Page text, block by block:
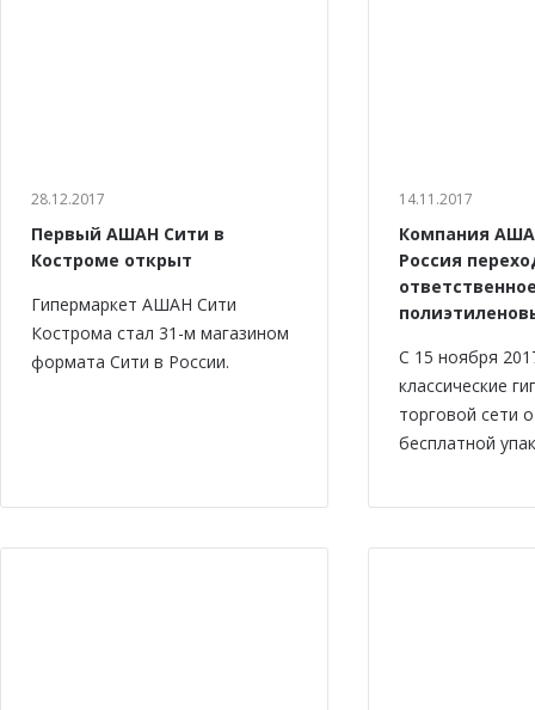
28.12.2017
Первый АШАН Сити в
Костроме открыт
Гипермаркет АШАН Сити
Кострома стал 31-м магазином
формата Сити в России.
14.11.2017
Компания
Россия
С 15 ноября
классические
торговой сети
бесплатной